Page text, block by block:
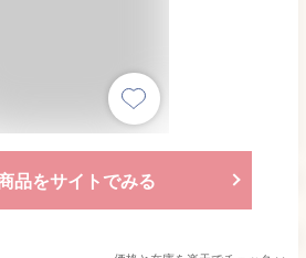
品をサイトでみる